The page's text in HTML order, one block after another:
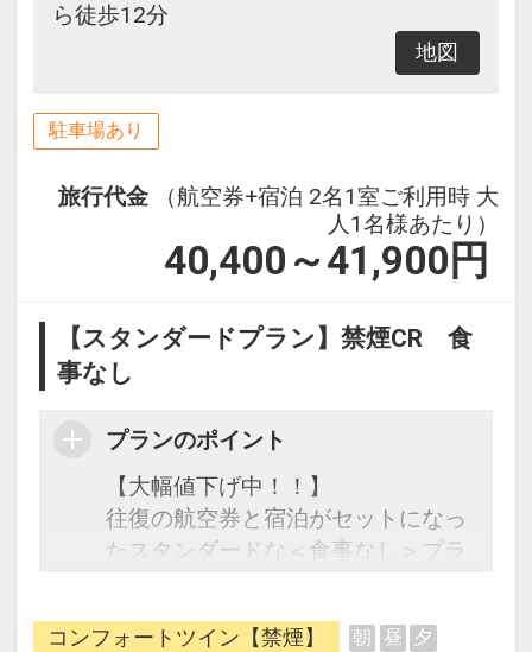
ら徒歩12分
地図
駐車場あり
旅行代金
（航空券+宿泊 2名1室ご利用時 大
人1名様あたり）
40,400～41,900 円
【スタンダードプラン】禁煙CR 食
事なし
プランのポイント
【大幅値下げ中！！】
往復の航空券と宿泊がセットになっ
たスタンダードな＜食事なし＞プラ
み合わせできるダイナミックパッケ
ージだから、一都市滞在はもちろん
コンフォートツイン【禁煙】 朝 昼 夕